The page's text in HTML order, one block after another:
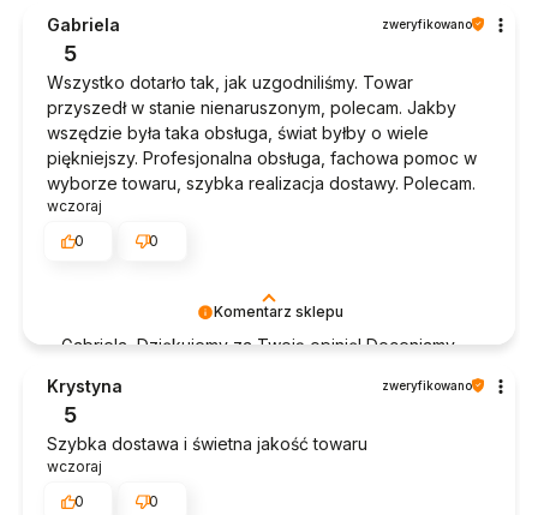
Komentarz sklepu
Gabriela, Dziękujemy za Twoją opinię! Doceniamy
doświadczeniem. Jesteśmy szczęśliwi, że mamy
takich klientów. Z pozdrowieniami, obsługa sklepu.
Gabriela zweryfikowano
5
Wszystko dotarło tak, jak uzgodniliśmy. Towar
przyszedł w stanie nienaruszonym, polecam. Jakby
wszędzie była taka obsługa, świat byłby o wiele
piękniejszy. Profesjonalna obsługa, fachowa pomoc w
wyborze towaru, szybka realizacja dostawy. Polecam.
wczoraj
0
0
Krystyna zweryfikowano
5
Szybka dostawa i świetna jakość towaru
wczoraj
0
0